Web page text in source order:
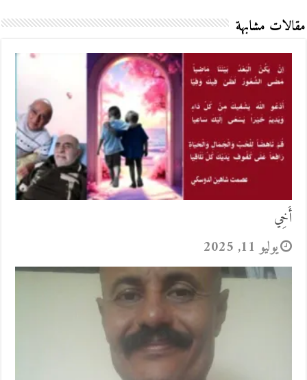
مقالات مشابهة
أَخِي
يوليو 11, 2025